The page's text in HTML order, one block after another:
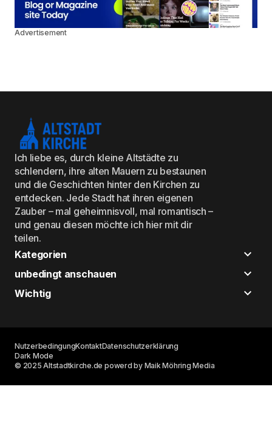
Advertisement
Ich liebe es, durch kleine Altstädte zu
schlendern, ihre alten Mauern zu bestaunen
und die Geschichten hinter den Kirchen zu
entdecken. Jede Stadt hat ihren eigenen
Zauber – mal geheimnisvoll, mal romantisch –
und genau diesen möchte ich hier mit dir
teilen.
Kategorien
unbedingt anschauen
Wichtig
© 2025 Altstadtkirche.de powerd by Maik Möhring Media
NutzerbedingungKontaktDatenschutzerklärung
Dark Mode